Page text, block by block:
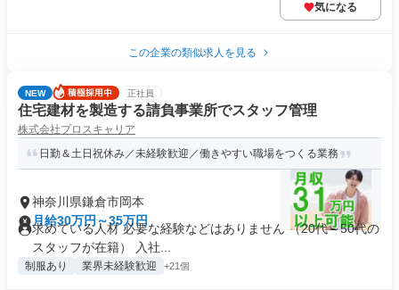
気になる
この企業の類似求人を見る
NEW 正社員
住宅建材を製造する請負事業所でスタッフ管理
株式会社プロスキャリア
日勤＆土日祝休み／未経験歓迎／働きやすい職場をつくる業務
神奈川県鎌倉市岡本
月給30万円～35万円
求めている人材 必要な経験などはありません （20代～50代の
スタッフが在籍） 入社...
制服あり 業界未経験歓迎 +21個